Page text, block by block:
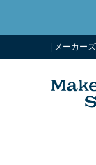
| メーカー